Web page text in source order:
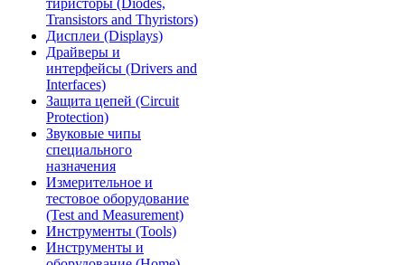
тиристоры (Diodes,
Transistors and Thyristors)
Дисплеи (Displays)
Драйверы и
интерфейсы (Drivers and
Interfaces)
Защита цепей (Circuit
Protection)
Звуковые чипы
специального
назначения
Измерительное и
тестовое оборудование
(Test and Measurement)
Инструменты (Tools)
Инструменты и